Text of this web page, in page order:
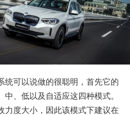
统可以说做的很聪明，首先它的
、低以及自适应这四种模式。
力度大小，因此该模式下建议在